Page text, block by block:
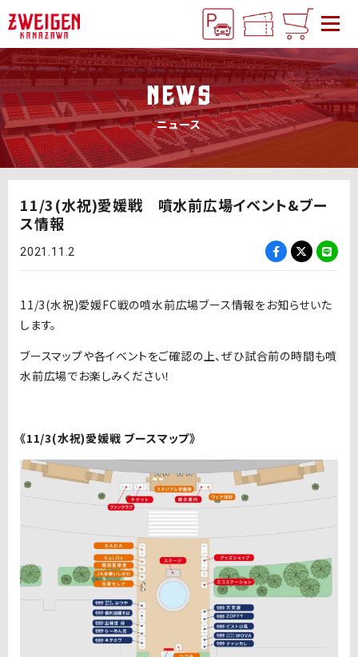
NEWS
ニュース
11/3(水祝)愛媛戦 噴水前広場イベント&ブー
ス情報
2021.11.2
11/3(水祝)愛媛FC戦の噴水前広場ブース情報をお知らせいた
します。
ブースマップや各イベントをご確認の上、ぜひ試合前の時間も噴
水前広場でお楽しみください！
《11/3(水祝)愛媛戦 ブースマップ》